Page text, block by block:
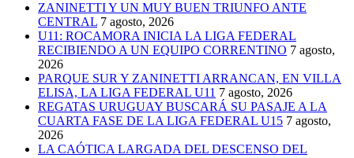
ZANINETTI Y UN MUY BUEN TRIUNFO ANTE
CENTRAL 7 agosto, 2026
U11: ROCAMORA INICIA LA LIGA FEDERAL
RECIBIENDO A UN EQUIPO CORRENTINO 7 agosto,
2026
PARQUE SUR Y ZANINETTI ARRANCAN, EN VILLA
ELISA, LA LIGA FEDERAL U11 7 agosto, 2026
REGATAS URUGUAY BUSCARÁ SU PASAJE A LA
CUARTA FASE DE LA LIGA FEDERAL U15 7 agosto,
2026
LA CAÓTICA LARGADA DEL DESCENSO DEL